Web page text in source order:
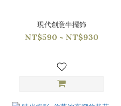
現代創意牛擺飾
NT$590 ~ NT$930